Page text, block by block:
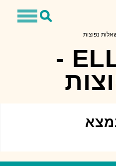
Toggle
Toggle
בריינפופ ELL -